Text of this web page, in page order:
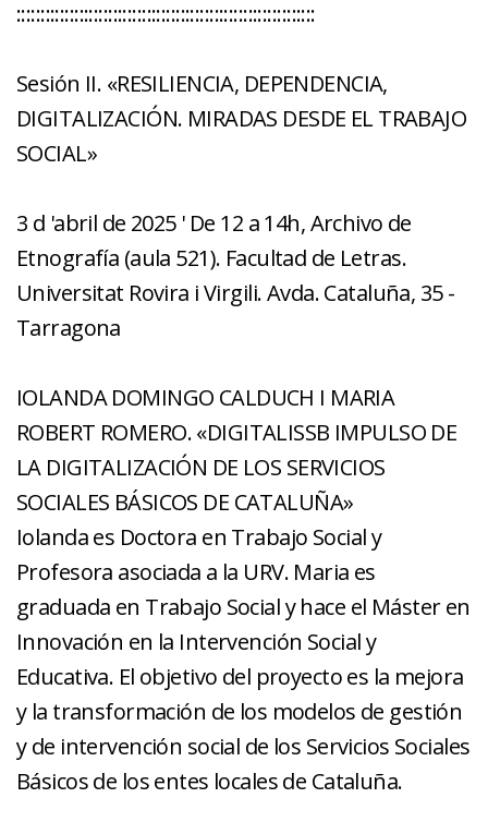
::::::::::::::::::::::::::::::::::::::::::::::::::::::::::::::
Sesión II. «RESILIENCIA, DEPENDENCIA,
DIGITALIZACIÓN. MIRADAS DESDE EL TRABAJO
SOCIAL»
3 d 'abril de 2025 ' De 12 a 14h, Archivo de
Etnografía (aula 521). Facultad de Letras.
Universitat Rovira i Virgili. Avda. Cataluña, 35 -
Tarragona
IOLANDA DOMINGO CALDUCH I MARIA
ROBERT ROMERO. «DIGITALISSB IMPULSO DE
LA DIGITALIZACIÓN DE LOS SERVICIOS
SOCIALES BÁSICOS DE CATALUÑA»
Iolanda es Doctora en Trabajo Social y
Profesora asociada a la URV. Maria es
graduada en Trabajo Social y hace el Máster en
Innovación en la Intervención Social y
Educativa. El objetivo del proyecto es la mejora
y la transformación de los modelos de gestión
y de intervención social de los Servicios Sociales
Básicos de los entes locales de Cataluña.